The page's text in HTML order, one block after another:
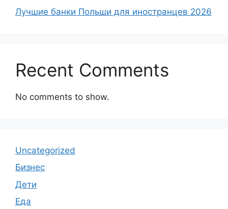
Лучшие банки Польши для иностранцев 2026
Recent Comments
No comments to show.
Uncategorized
Бизнес
Дети
Еда